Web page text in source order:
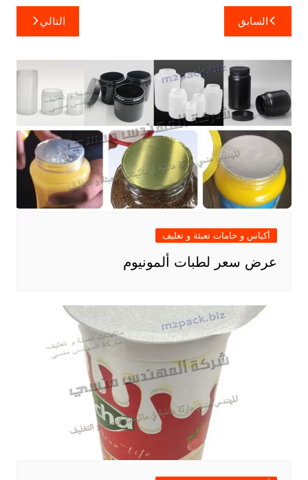
تصفّح
المقالات
السابق التالي
أكياس و خامات تعبئة و تغليف
عرض سعر لطبات ألمونيوم